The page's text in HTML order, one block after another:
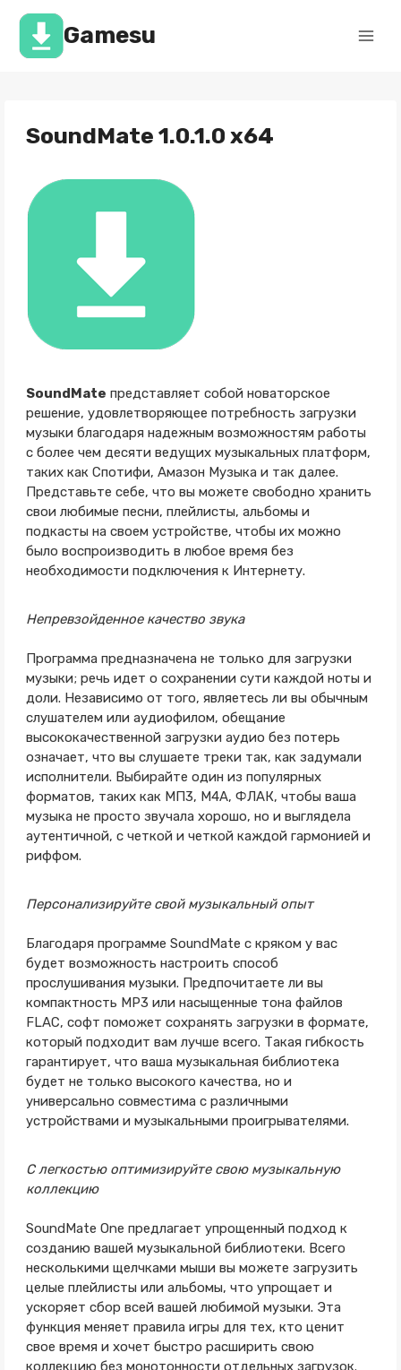
Перейти
содержимомуGamesu
SoundMate 1.0.1.0 x64
SoundMate представляет собой новаторское
решение, удовлетворяющее потребность загрузки
музыки благодаря надежным возможностям работы
с более чем десяти ведущих музыкальных платформ,
таких как Спотифи, Амазон Музыка и так далее.
Представьте себе, что вы можете свободно хранить
свои любимые песни, плейлисты, альбомы и
подкасты на своем устройстве, чтобы их можно
было воспроизводить в любое время без
необходимости подключения к Интернету.
Непревзойденное качество звука
Программа предназначена не только для загрузки
музыки; речь идет о сохранении сути каждой ноты и
доли. Независимо от того, являетесь ли вы обычным
слушателем или аудиофилом, обещание
высококачественной загрузки аудио без потерь
означает, что вы слушаете треки так, как задумали
исполнители. Выбирайте один из популярных
форматов, таких как МП3, M4A, ФЛАК, чтобы ваша
музыка не просто звучала хорошо, но и выглядела
аутентичной, с четкой и четкой каждой гармонией и
риффом.
Персонализируйте свой музыкальный опыт
Благодаря программе SoundMate с кряком у вас
будет возможность настроить способ
прослушивания музыки. Предпочитаете ли вы
компактность MP3 или насыщенные тона файлов
FLAC, софт поможет сохранять загрузки в формате,
который подходит вам лучше всего. Такая гибкость
гарантирует, что ваша музыкальная библиотека
будет не только высокого качества, но и
универсально совместима с различными
устройствами и музыкальными проигрывателями.
С легкостью оптимизируйте свою музыкальную
коллекцию
SoundMate One предлагает упрощенный подход к
созданию вашей музыкальной библиотеки. Всего
несколькими щелчками мыши вы можете загрузить
целые плейлисты или альбомы, что упрощает и
ускоряет сбор всей вашей любимой музыки. Эта
функция меняет правила игры для тех, кто ценит
свое время и хочет быстро расширить свою
коллекцию без монотонности отдельных загрузок.